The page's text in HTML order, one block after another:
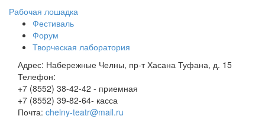
Рабочая лошадка
Фестиваль
Форум
Творческая лаборатория
Адрес: Набережные Челны, пр-т Хасана Туфана, д. 15
Телефон:
+7 (8552) 38-42-42 - приемная
+7 (8552) 39-82-64- касса
Почта: chelny-teatr@mail.ru